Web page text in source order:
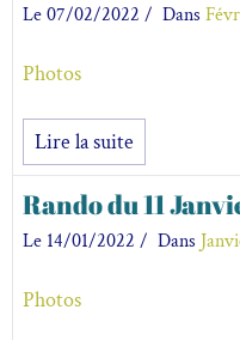
Le 07/02/2022 Dans
Photos
Lire la suite
Rando du 11
Le 14/01/2022 Dans
Photos